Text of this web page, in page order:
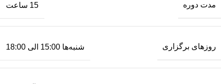
مدت دوره 15 ساعت
روزهای برگزاری شنبه‌ها 15:00 الی 18:00